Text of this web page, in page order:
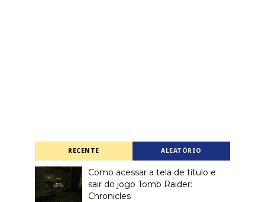
RECENTE ALEATÓRIO
Como acessar a tela de título e
sair do jogo Tomb Raider:
Chronicles